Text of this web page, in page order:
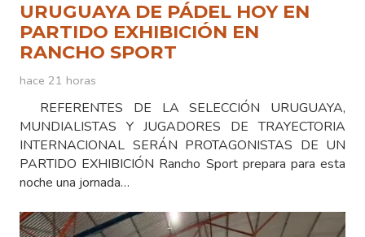
URUGUAYA DE PÁDEL HOY EN
PARTIDO EXHIBICIÓN EN
RANCHO SPORT
hace 21 horas
REFERENTES DE LA SELECCIÓN URUGUAYA,
MUNDIALISTAS Y JUGADORES DE TRAYECTORIA
INTERNACIONAL SERÁN PROTAGONISTAS DE UN
PARTIDO EXHIBICIÓN Rancho Sport prepara para esta
noche una jornada…